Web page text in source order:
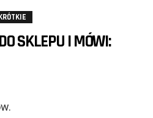
SKLEPU I MÓWI: